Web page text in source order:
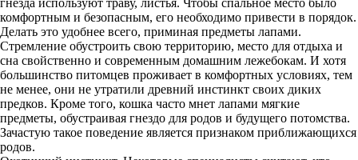
гнезда используют траву, листья. Чтобы спальное место было
комфортным и безопасным, его необходимо привести в порядок.
Делать это удобнее всего, приминая предметы лапами.
Стремление обустроить свою территорию, место для отдыха и
сна свойственно и современным домашним лежебокам. И хотя
большинство питомцев проживает в комфортных условиях, тем
не менее, они не утратили древний инстинкт своих диких
предков. Кроме того, кошка часто мнет лапами мягкие
предметы, обустраивая гнездо для родов и будущего потомства.
Зачастую такое поведение является признаком приближающихся
родов.